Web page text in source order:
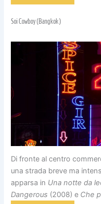
Soi Cowboy (Bangkok)
Di fronte al centro
una strada breve ma
apparsa in Una notte da
Dangerous (2008) e Che